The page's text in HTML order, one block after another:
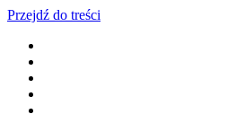
Przejdź do treści